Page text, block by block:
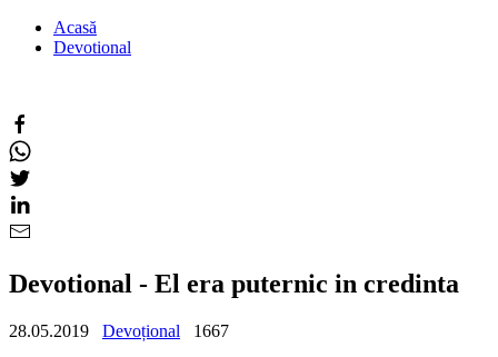
Acasă
Devotional
Devotional - El era puternic in credinta
28.05.2019 Devoțional
1667